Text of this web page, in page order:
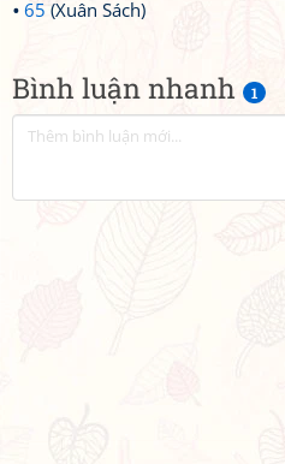
Bình luận nhanh 1
65 (Xuân Sách)